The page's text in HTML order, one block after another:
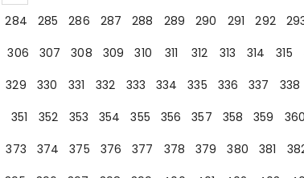
284 285 286 287 288 289 290 291 292
306 307 308 309 310 311 312 313 314 315
329 330 331 332 333 334 335 336 337 338
351 352 353 354 355 356 357 358 359 360
373 374 375 376 377 378 379 380 381